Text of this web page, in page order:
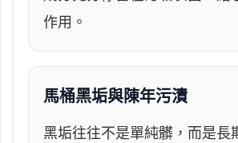
作用。
馬桶黑垢與陳年污漬
黑垢往往不是單純髒，而是長